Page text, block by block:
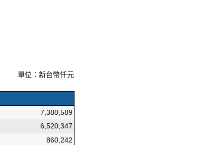
單位：新台幣仟元
7,380,589
6,520,347
860,242